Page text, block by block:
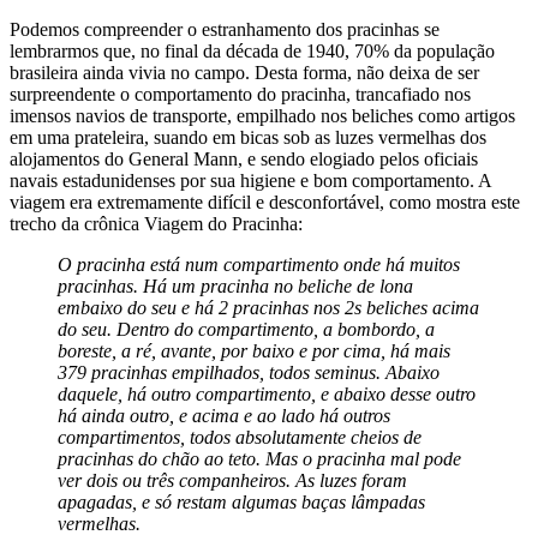
Podemos compreender o estranhamento dos pracinhas se
lembrarmos que, no final da década de 1940, 70% da população
brasileira ainda vivia no campo. Desta forma, não deixa de ser
surpreendente o comportamento do pracinha, trancafiado nos
imensos navios de transporte, empilhado nos beliches como artigos
em uma prateleira, suando em bicas sob as luzes vermelhas dos
alojamentos do General Mann, e sendo elogiado pelos oficiais
navais estadunidenses por sua higiene e bom comportamento. A
viagem era extremamente difícil e desconfortável, como mostra este
trecho da crônica Viagem do Pracinha:
O pracinha está num compartimento onde há muitos
pracinhas. Há um pracinha no beliche de lona
embaixo do seu e há 2 pracinhas nos 2s beliches acima
do seu. Dentro do compartimento, a bombordo, a
boreste, a ré, avante, por baixo e por cima, há mais
379 pracinhas empilhados, todos seminus. Abaixo
daquele, há outro compartimento, e abaixo desse outro
há ainda outro, e acima e ao lado há outros
compartimentos, todos absolutamente cheios de
pracinhas do chão ao teto. Mas o pracinha mal pode
ver dois ou três companheiros. As luzes foram
apagadas, e só restam algumas baças lâmpadas
vermelhas.